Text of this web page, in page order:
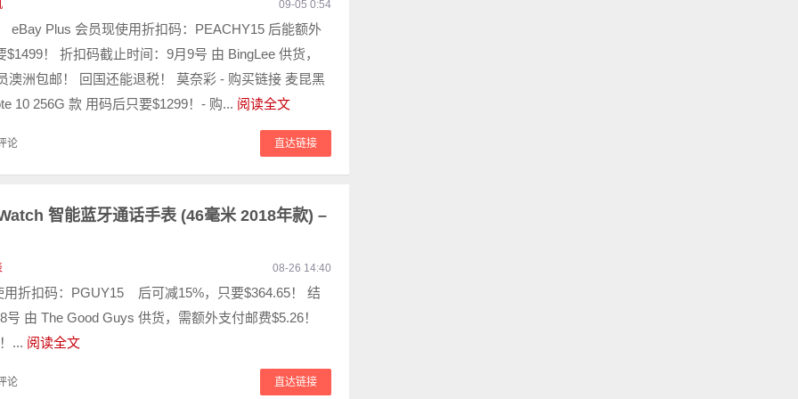
09-05 0:54
eBay Plus 会员现使用折扣码：PEACHY15 后能额外
$1499！ 折扣码截止时间：9月9号 由 BingLee 供货，
澳洲包邮！ 回国还能退税！ 莫奈彩 - 购买链接 麦昆黑
10 256G 款 用码后只要$1299！- 购... 阅读全文
直达链接
论
智能蓝牙通话手表 (46毫米 2018年款) –
08-26 14:40
用折扣码：PGUY15 后可减15%，只要$364.65！ 结
号 由 The Good Guys 供货，需额外支付邮费$5.26！
... 阅读全文
直达链接
论